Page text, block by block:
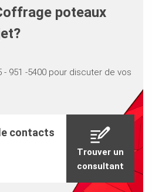
poteaux
- 951 -5400 pour discuter de vos
contacts
Trouver un
consultant